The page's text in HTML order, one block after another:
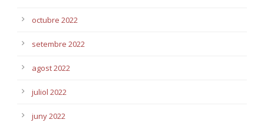
octubre 2022
setembre 2022
agost 2022
juliol 2022
juny 2022